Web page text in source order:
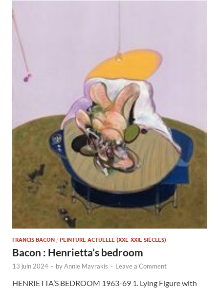
FRANCIS BACON / PEINTURE ACTUELLE (XXE-XXIE SIÈCLES)
Bacon : Henrietta’s bedroom
13 juin 2024 - byAnnie Mavrakis - Leave a Comment
HENRIETTA’S BEDROOM 1963-69 1. Lying Figure with